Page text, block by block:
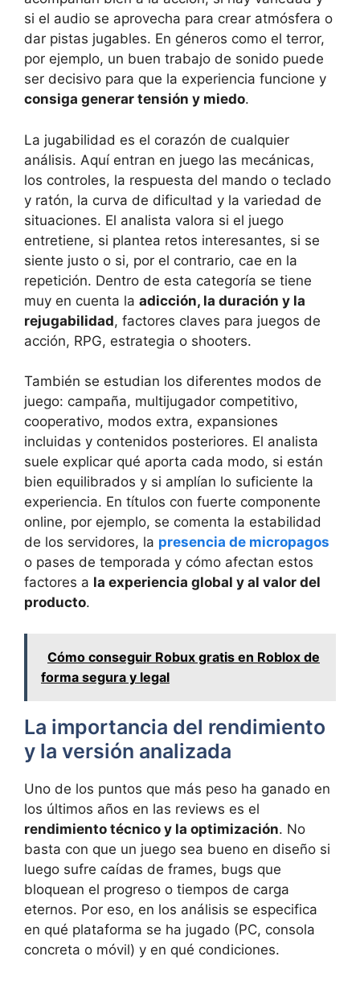
si el audio se aprovecha para crear atmósfera o
dar pistas jugables. En géneros como el terror,
por ejemplo, un buen trabajo de sonido puede
ser decisivo para que la experiencia funcione y
consiga generar tensión y miedo.
La jugabilidad es el corazón de cualquier
análisis. Aquí entran en juego las mecánicas,
los controles, la respuesta del mando o teclado
y ratón, la curva de dificultad y la variedad de
situaciones. El analista valora si el juego
entretiene, si plantea retos interesantes, si se
siente justo o si, por el contrario, cae en la
repetición. Dentro de esta categoría se tiene
muy en cuenta la adicción, la duración y la
rejugabilidad, factores claves para juegos de
acción, RPG, estrategia o shooters.
También se estudian los diferentes modos de
juego: campaña, multijugador competitivo,
cooperativo, modos extra, expansiones
incluidas y contenidos posteriores. El analista
suele explicar qué aporta cada modo, si están
bien equilibrados y si amplían lo suficiente la
experiencia. En títulos con fuerte componente
online, por ejemplo, se comenta la estabilidad
de los servidores, la presencia de micropagos
o pases de temporada y cómo afectan estos
factores a la experiencia global y al valor del
producto.
Cómo conseguir Robux gratis en Roblox de
forma segura y legal
La importancia del rendimiento
y la versión analizada
Uno de los puntos que más peso ha ganado en
los últimos años en las reviews es el
rendimiento técnico y la optimización. No
basta con que un juego sea bueno en diseño si
luego sufre caídas de frames, bugs que
bloquean el progreso o tiempos de carga
eternos. Por eso, en los análisis se especifica
en qué plataforma se ha jugado (PC, consola
concreta o móvil) y en qué condiciones.